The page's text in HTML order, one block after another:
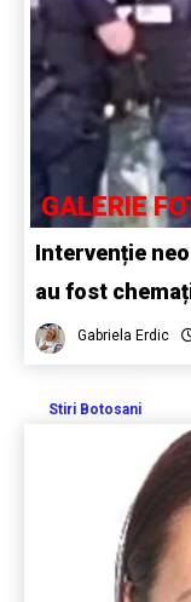
GALERIE
Intervenție
au fost
Gabriela Erdic
Stiri Botosani